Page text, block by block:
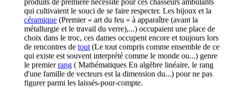
produits de première nécessité pour ces chasseurs ambulants
qui cultivaient le souci de se faire respecter. Les bijoux et la
céramique (Premier « art du feu » à apparaître (avant la
métallurgie et le travail du verre),...) occupaient une place de
choix dans le troc, ces dames occupent encore et toujours lors
de rencontres de tout(Le tout compris comme ensemble de ce
qui existe est souvent interprété comme le monde ou...) genre
le premierrang ( Mathématiques En algèbre linéaire, le rang
d'une famille de vecteurs est la dimension du...) pour ne pas
figurer parmi les laissés-pour-compte.